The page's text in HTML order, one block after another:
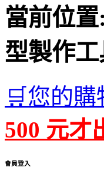
當前位置:
型製作
🛒您的
500 元才
會員登入